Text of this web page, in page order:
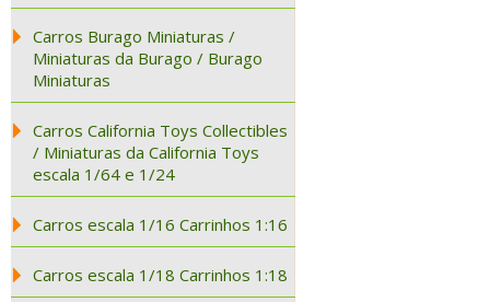
Carros Burago Miniaturas /
Miniaturas da Burago / Burago
Miniaturas
Carros California Toys Collectibles
/ Miniaturas da California Toys
escala 1/64 e 1/24
Carros escala 1/16 Carrinhos 1:16
Carros escala 1/18 Carrinhos 1:18